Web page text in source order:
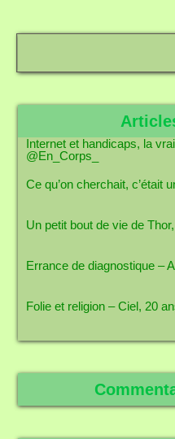
Internet et handicaps, la
@En_Corps_
Ce qu’on cherchait, c’était
Un petit bout de vie de
Errance de diagnostique –
Folie et religion – Ciel, 20